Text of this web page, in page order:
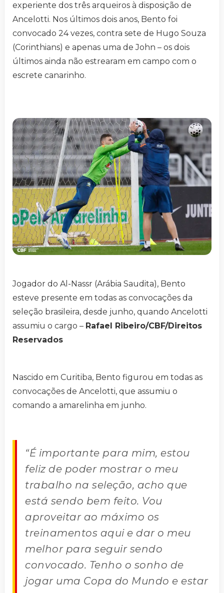
experiente dos três arqueiros à disposição de
Ancelotti. Nos últimos dois anos, Bento foi
convocado 24 vezes, contra sete de Hugo Souza
(Corinthians) e apenas uma de John – os dois
últimos ainda não estrearam em campo com o
escrete canarinho.
Jogador do Al-Nassr (Arábia Saudita), Bento
esteve presente em todas as convocações da
seleção brasileira, desde junho, quando Ancelotti
assumiu o cargo – Rafael Ribeiro/CBF/Direitos
Reservados
Nascido em Curitiba, Bento figurou em todas as
convocações de Ancelotti, que assumiu o
comando a amarelinha em junho.
“É importante para mim, estou
feliz de poder mostrar o meu
trabalho na seleção, acho que
está sendo bem feito. Vou
aproveitar ao máximo os
treinamentos aqui e dar o meu
melhor para seguir sendo
convocado. Tenho o sonho de
jogar uma Copa do Mundo e estar